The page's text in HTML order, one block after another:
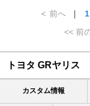
< 前へ ｜ 1
<< 前
トヨタ GRヤリス
カスタム情報